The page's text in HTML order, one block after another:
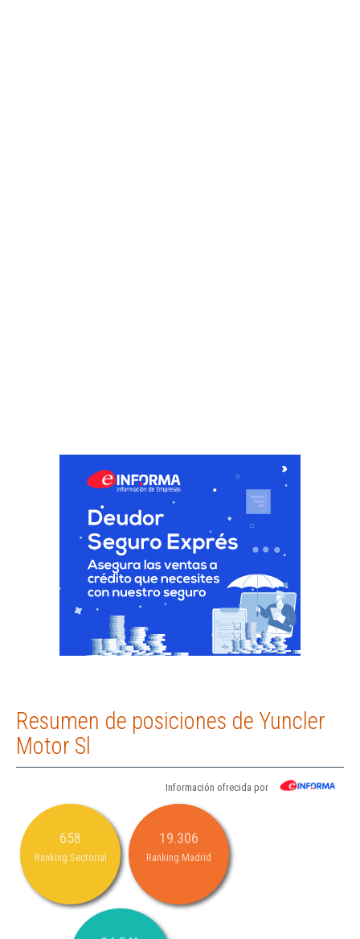
Resumen de posiciones de Yuncler
Motor Sl
Información ofrecida por
658
Ranking Sectorial
19.306
Ranking Madrid